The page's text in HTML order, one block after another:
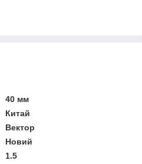
40 мм
Китай
Вектор
Новий
1.5